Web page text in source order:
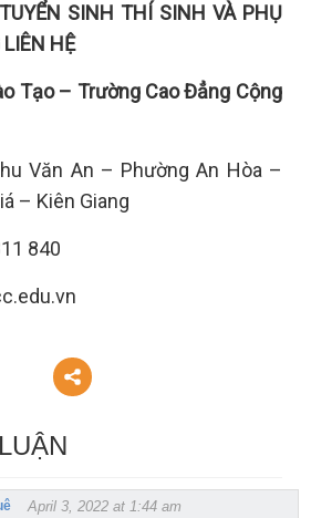
SINH THÍ SINH VÀ PHỤ
LIÊN HỆ
Tạo – Trường Cao Đẳng Cộng
Văn An – Phường An Hòa –
– Kiên Giang
840
April 3, 2022 at 1:44 am